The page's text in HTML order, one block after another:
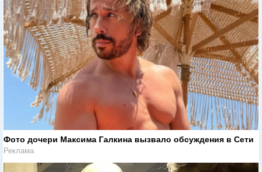
Фото дочери Максима Галкина вызвало обсуждения в Сети
Реклама